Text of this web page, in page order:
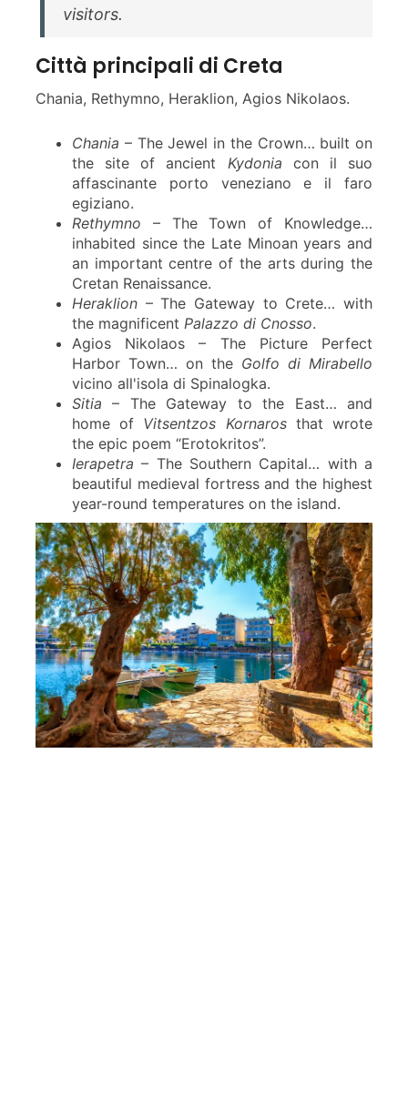
visitors.
Città principali di Creta
Chania, Rethymno, Heraklion, Agios Nikolaos.
Chania – The Jewel in the Crown… built on
the site of ancient Kydonia con il suo
affascinante porto veneziano e il faro
egiziano.
Rethymno – The Town of Knowledge…
inhabited since the Late Minoan years and
an important centre of the arts during the
Cretan Renaissance.
Heraklion – The Gateway to Crete… with
the magnificent Palazzo di Cnosso.
Agios Nikolaos – The Picture Perfect
Harbor Town… on the Golfo di Mirabello
vicino all'isola di Spinalogka.
Sitia – The Gateway to the East… and
home of Vitsentzos Kornarosthat wrote
the epic poem “Erotokritos”.
Ierapetra – The Southern Capital… with a
beautiful medieval fortress and the highest
year-round temperatures on the island.